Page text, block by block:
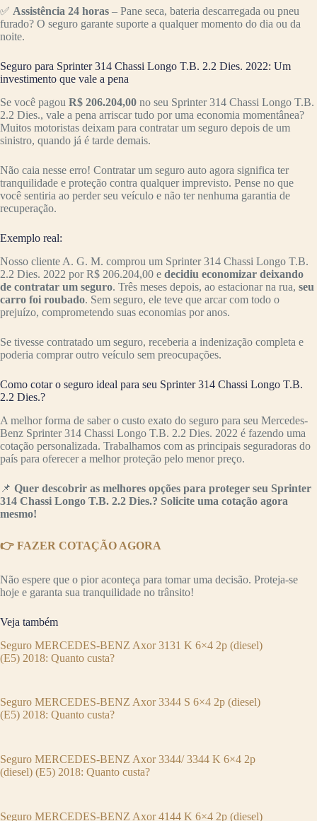
✅ Assistência 24 horas – Pane seca, bateria descarregada ou pneu
furado? O seguro garante suporte a qualquer momento do dia ou da
noite.
Seguro para Sprinter 314 Chassi Longo T.B. 2.2 Dies. 2022: Um
investimento que vale a pena
Se você pagou R$ 206.204,00 no seu Sprinter 314 Chassi Longo T.B.
2.2 Dies., vale a pena arriscar tudo por uma economia momentânea?
Muitos motoristas deixam para contratar um seguro depois de um
sinistro, quando já é tarde demais.
Não caia nesse erro! Contratar um seguro auto agora significa ter
tranquilidade e proteção contra qualquer imprevisto. Pense no que
você sentiria ao perder seu veículo e não ter nenhuma garantia de
recuperação.
Exemplo real:
Nosso cliente A. G. M. comprou um Sprinter 314 Chassi Longo T.B.
2.2 Dies. 2022 por R$ 206.204,00 e decidiu economizar deixando
de contratar um seguro. Três meses depois, ao estacionar na rua, seu
carro foi roubado. Sem seguro, ele teve que arcar com todo o
prejuízo, comprometendo suas economias por anos.
Se tivesse contratado um seguro, receberia a indenização completa e
poderia comprar outro veículo sem preocupações.
Como cotar o seguro ideal para seu Sprinter 314 Chassi Longo T.B.
2.2 Dies.?
A melhor forma de saber o custo exato do seguro para seu Mercedes-
Benz Sprinter 314 Chassi Longo T.B. 2.2 Dies. 2022 é fazendo uma
cotação personalizada. Trabalhamos com as principais seguradoras do
país para oferecer a melhor proteção pelo menor preço.
📌 Quer descobrir as melhores opções para proteger seu Sprinter
314 Chassi Longo T.B. 2.2 Dies.? Solicite uma cotação agora
mesmo!
👉 FAZER COTAÇÃO AGORA
Não espere que o pior aconteça para tomar uma decisão. Proteja-se
hoje e garanta sua tranquilidade no trânsito!
Veja também
Seguro MERCEDES-BENZ Axor 3131 K 6×4 2p (diesel)
(E5) 2018: Quanto custa?
Seguro MERCEDES-BENZ Axor 3344 S 6×4 2p (diesel)
(E5) 2018: Quanto custa?
Seguro MERCEDES-BENZ Axor 3344/ 3344 K 6×4 2p
(diesel) (E5) 2018: Quanto custa?
Seguro MERCEDES-BENZ Axor 4144 K 6×4 2p (diesel)